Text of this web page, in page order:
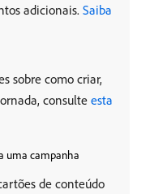
adicionais. Saiba
sobre como criar,
consulte esta
uma campanha
de conteúdo